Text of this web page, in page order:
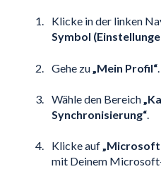
Klicke in der linken
Symbol
Gehe zu „Mein Profil“
Wähle den Bereich
Synchronisierung“.
Klicke auf
mit Deinem